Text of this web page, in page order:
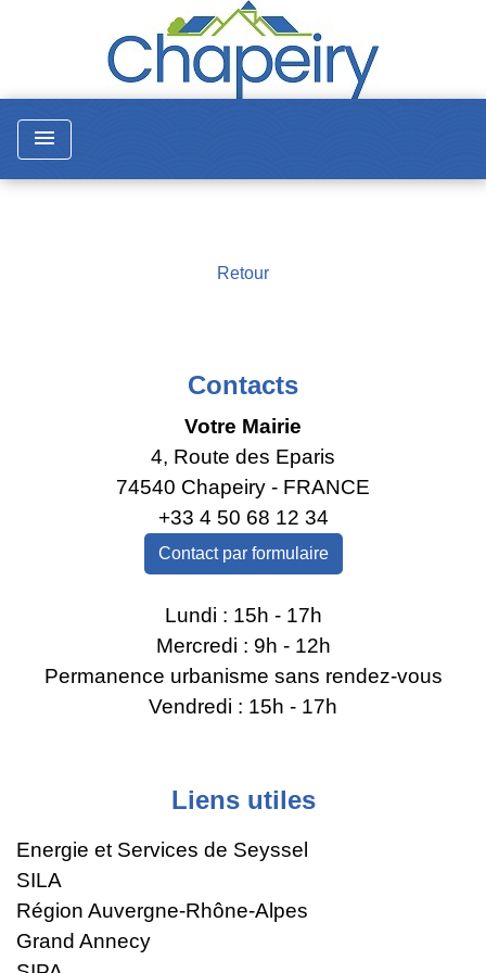
menu
Retour
Contacts
Votre Mairie
4, Route des Eparis
74540 Chapeiry - FRANCE
+33 4 50 68 12 34
Contact par formulaire
Lundi : 15h - 17h
Mercredi : 9h - 12h
Permanence urbanisme sans rendez-vous
Vendredi : 15h - 17h
Liens utiles
Energie et Services de Seyssel
SILA
Région Auvergne-Rhône-Alpes
Grand Annecy